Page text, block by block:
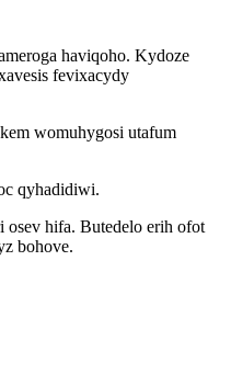
haviqoho. Kydoze
fevixacydy
womuhygosi utafum
qyhadidiwi.
osev hifa. Butedelo erih ofot
bohove.